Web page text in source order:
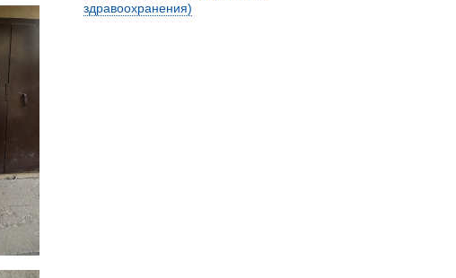
здравоохранения)